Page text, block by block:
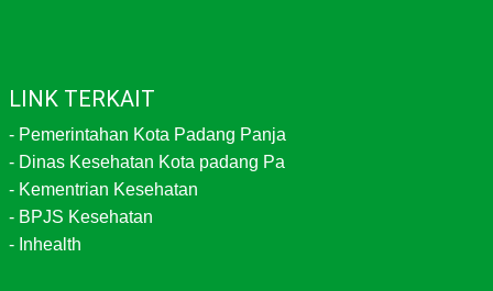
LINK TERKAIT
- Pemerintahan Kota Padang Panja
- Dinas Kesehatan Kota padang Pa
- Kementrian Kesehatan
- BPJS Kesehatan
- Inhealth